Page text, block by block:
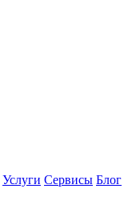
Услуги Сервисы Блог